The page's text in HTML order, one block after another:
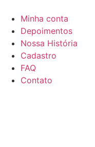
Minha conta
Depoimentos
Nossa História
Cadastro
FAQ
Contato